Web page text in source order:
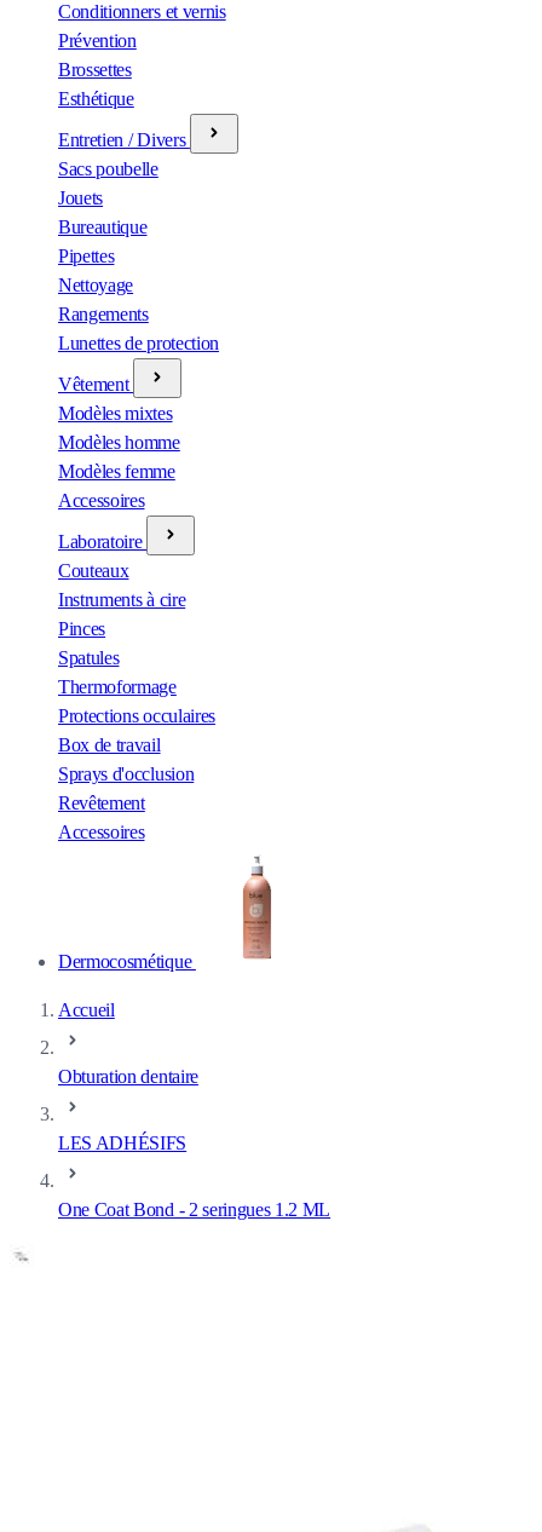
Conditionners et vernis
Prévention
Brossettes
Esthétique
Entretien / Divers
Sacs poubelle
Jouets
Bureautique
Pipettes
Nettoyage
Rangements
Lunettes de protection
Vêtement
Modèles mixtes
Modèles homme
Modèles femme
Accessoires
Laboratoire
Couteaux
Instruments à cire
Pinces
Spatules
Thermoformage
Protections occulaires
Box de travail
Sprays d'occlusion
Revêtement
Accessoires
Dermocosmétique
Accueil
Obturation dentaire
LES ADHÉSIFS
One Coat Bond - 2 seringues 1.2 ML